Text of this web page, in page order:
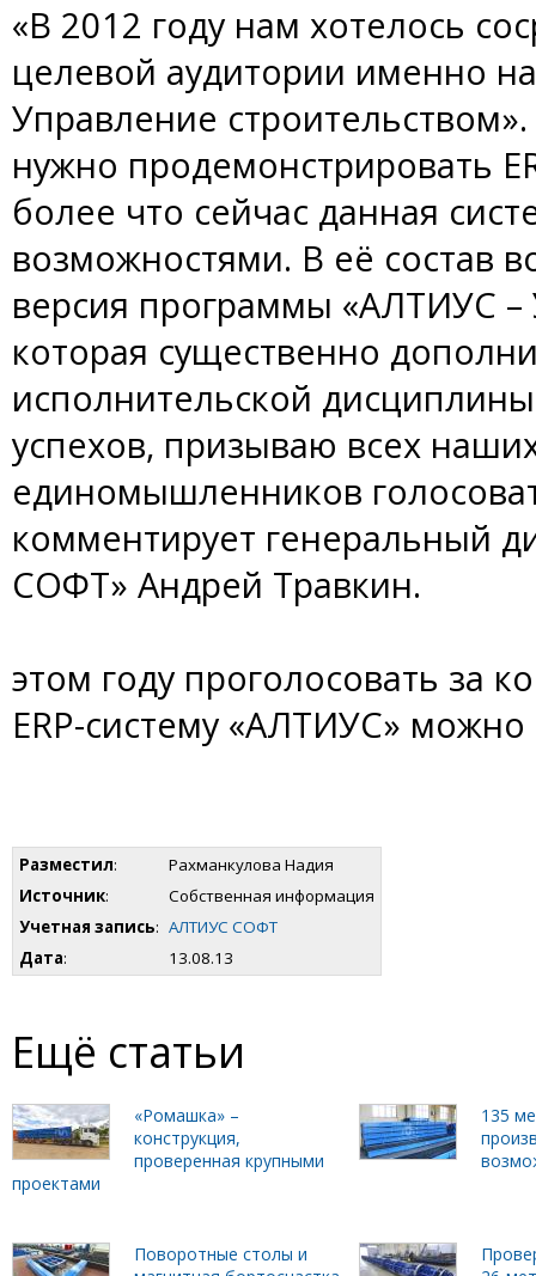
«В 2012 году нам хотелось
целевой аудитории именно
Управление
нужно продемонстрировать
более что сейчас данная
возможностями. В её состав
версия программы «АЛТИУС –
которая существенно
исполнительской
успехов, призываю всех
единомышленников
комментирует генеральный
СОФТ» Андрей Травкин.
этом году проголосовать
ERP-систему «АЛТИУС»
Разместил:
Рахманкулова Надия
Источник:
Собственная информация
Учетная запись: АЛТИУС СОФТ
Дата: 13.08.13
Ещё статьи
«Ромашка» –
конструкция,
проверенная крупными
проектами
135
Поворотные столы и